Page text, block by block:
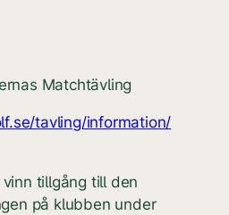
Matchtävling
tavling/information/
tillgång till den
på klubben under